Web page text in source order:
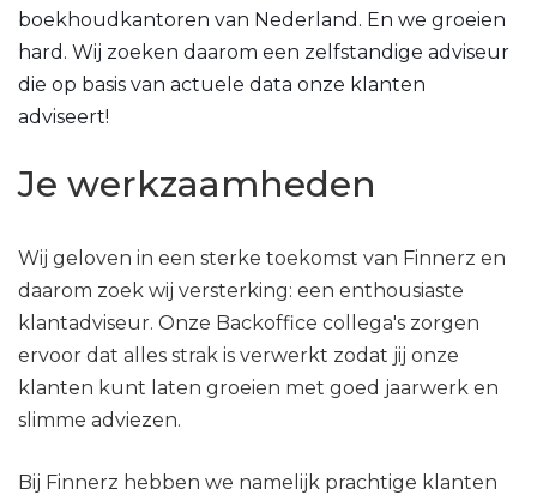
boekhoudkantoren van Nederland. En we groeien
hard. Wij zoeken daarom een zelfstandige adviseur
die op basis van actuele data onze klanten
adviseert!
Je werkzaamheden
Wij geloven in een sterke toekomst van Finnerz en
daarom zoek wij versterking: een enthousiaste
klantadviseur. Onze Backoffice collega's zorgen
ervoor dat alles strak is verwerkt zodat jij onze
klanten kunt laten groeien met goed jaarwerk en
slimme adviezen.
Bij Finnerz hebben we namelijk prachtige klanten